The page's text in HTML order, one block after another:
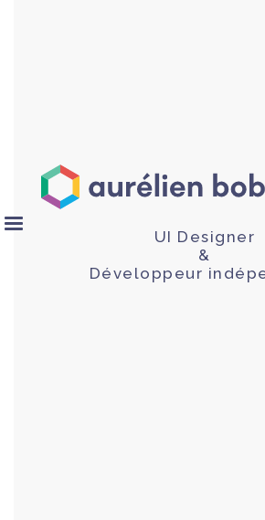
UI Designer
&
Développeur